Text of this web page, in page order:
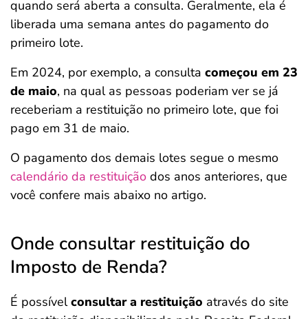
quando será aberta a consulta. Geralmente, ela é
liberada uma semana antes do pagamento do
primeiro lote.
Em 2024, por exemplo, a consulta começou em 23
de maio, na qual as pessoas poderiam ver se já
receberiam a restituição no primeiro lote, que foi
pago em 31 de maio.
O pagamento dos demais lotes segue o mesmo
calendário da restituição dos anos anteriores, que
você confere mais abaixo no artigo.
Onde consultar restituição do
Imposto de Renda?
É possívelconsultar a restituição através do site